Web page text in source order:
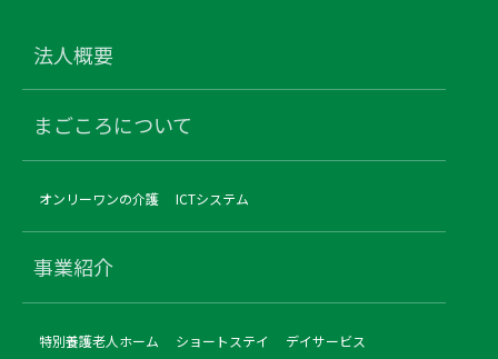
法人概要
まごころについて
オンリーワンの介護 ICTシステム
事業紹介
特別養護老人ホーム ショートステイ
デイサービス